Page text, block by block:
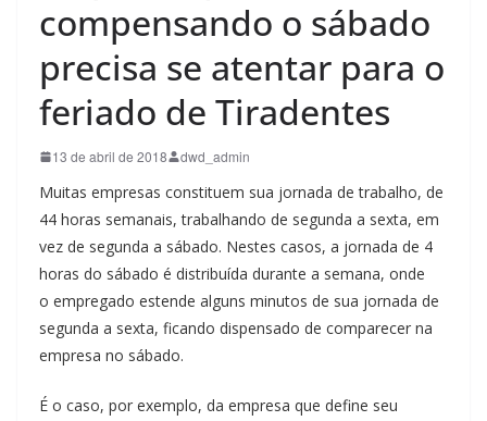
compensando o sábado
precisa se atentar para o
feriado de Tiradentes
13 de abril de 2018 dwd_admin
Muitas empresas constituem sua jornada de trabalho, de
44 horas semanais, trabalhando de segunda a sexta, em
vez de segunda a sábado. Nestes casos, a jornada de 4
horas do sábado é distribuída durante a semana, onde
o empregado estende alguns minutos de sua jornada de
segunda a sexta, ficando dispensado de comparecer na
empresa no sábado.
É o caso, por exemplo, da empresa que define seu